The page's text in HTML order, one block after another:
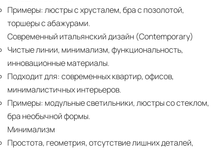
Примеры: люстры с хрусталем, бра с позолотой,
торшеры с абажурами.
Современный итальянский дизайн (Contemporary)
Чистые линии, минимализм, функциональность,
инновационные материалы.
Подходит для: современных квартир, офисов,
минималистичных интерьеров.
Примеры: модульные светильники, люстры со стеклом,
бра необычной формы.
Минимализм
Простота, геометрия, отсутствие лишних деталей,